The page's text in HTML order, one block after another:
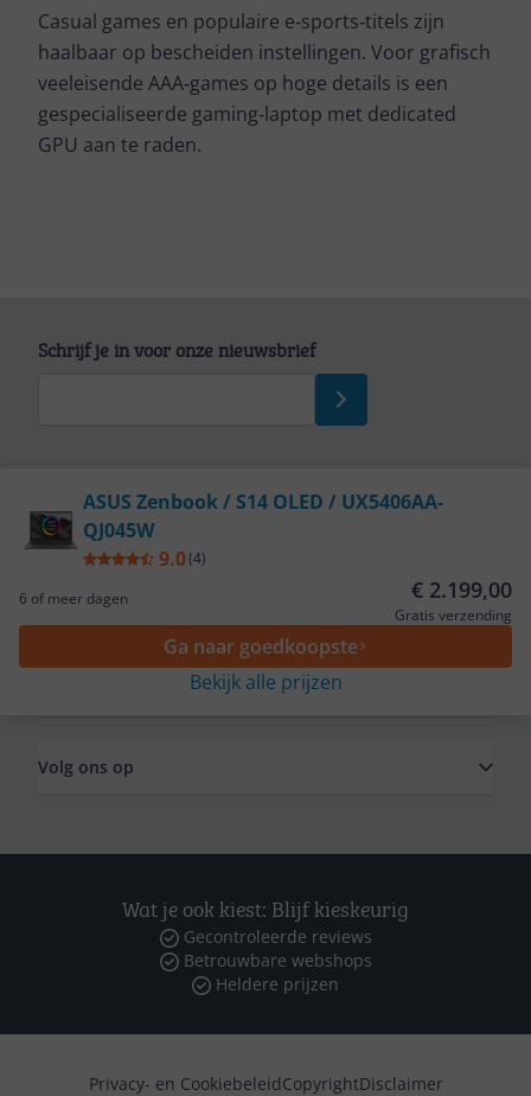
Casual games en populaire e‑sports‑titels zijn
haalbaar op bescheiden instellingen. Voor grafisch
veeleisende AAA‑games op hoge details is een
gespecialiseerde gaming‑laptop met dedicated
GPU aan te raden.
ASUS Zenbook / S14 OLED / UX5406AA-
QJ045W
9.0(4)
6 of meer dagen
€ 2.199,00
Gratis verzending
Ga naar goedkoopste
Bekijk alle prijzen
Schrijf je in voor onze nieuwsbrief
Service
Algemeen
Volg ons op
Wat je ook kiest: Blijf kieskeurig
Gecontroleerde reviews
Betrouwbare webshops
Heldere prijzen
Privacy- en CookiebeleidCopyrightDisclaimer